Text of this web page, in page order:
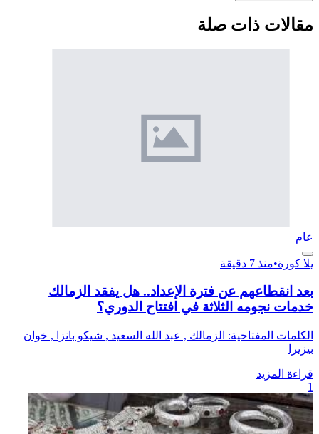
مقالات ذات صلة
عام
يلا كورة•منذ 7 دقيقة
بعد انقطاعهم عن فترة الإعداد.. هل يفقد الزمالك
خدمات نجومه الثلاثة في افتتاح الدوري؟
الكلمات المفتاحية: الزمالك , عبد الله السعيد , شيكو بانزا , خوان
بيزيرا
قراءة المزيد
1